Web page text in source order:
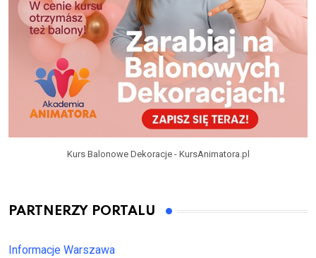
Kurs Balonowe Dekoracje - KursAnimatora.pl
PARTNERZY PORTALU
Informacje Warszawa